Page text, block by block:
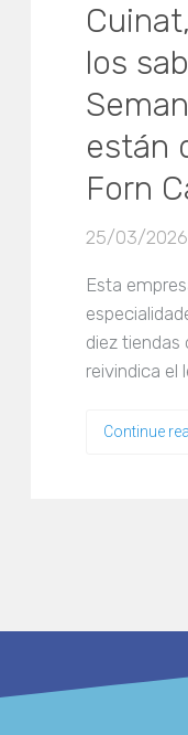
los
están
Forn
25/03/2026
Esta
diez tiendas
reivindica el
Continue